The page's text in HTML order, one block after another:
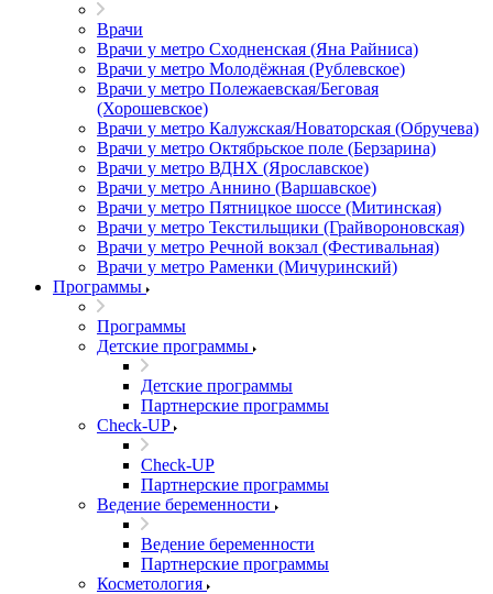
Врачи
Врачи у метро Сходненская (Яна Райниса)
Врачи у метро Молодёжная (Рублевское)
Врачи у метро Полежаевская/Беговая
(Хорошевское)
Врачи у метро Калужская/Новаторская (Обручева)
Врачи у метро Октябрьское поле (Берзарина)
Врачи у метро ВДНХ (Ярославское)
Врачи у метро Аннино (Варшавское)
Врачи у метро Пятницкое шоссе (Митинская)
Врачи у метро Текстильщики (Грайвороновская)
Врачи у метро Речной вокзал (Фестивальная)
Врачи у метро Раменки (Мичуринский)
Программы
Программы
Детские программы
Детские программы
Партнерские программы
Check-UP
Check-UP
Партнерские программы
Ведение беременности
Ведение беременности
Партнерские программы
Косметология